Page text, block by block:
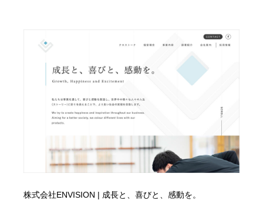
株式会社ENVISION | 成長と、喜びと、感動を。